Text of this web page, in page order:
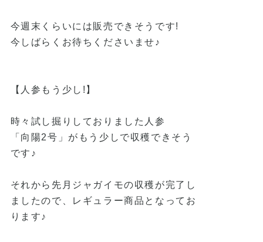
今週末くらいには販売できそうです!
今しばらくお待ちくださいませ♪
【人参もう少し!】
時々試し掘りしておりました人参
「向陽2号」がもう少しで収穫できそう
です♪
それから先月ジャガイモの収穫が完了し
ましたので、レギュラー商品となってお
ります♪